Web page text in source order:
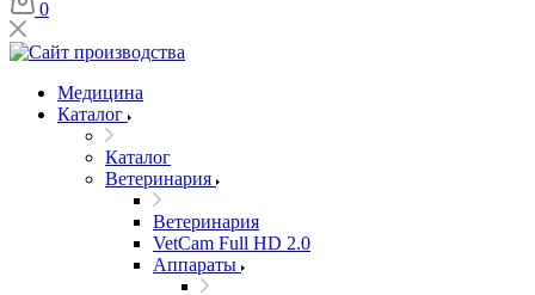
0
Медицина
Каталог
Каталог
Ветеринария
Ветеринария
VetCam Full HD 2.0
Аппараты